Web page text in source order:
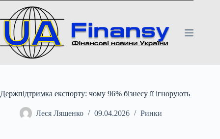
вмісту
Держпідтримка експорту: чому 96% бізнесу її ігнорують
Леся Ляшенко 09.04.2026 Ринки